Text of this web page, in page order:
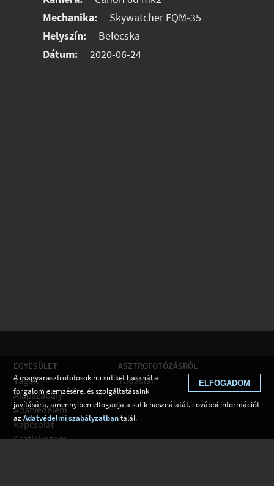
Mechanika:
Skywatcher EQM-35
Helyszín:
Belecska
Dátum:
2020-06-24
EGYESÜLET
Tagok
Alapszabály
Adatvédelem
Kapcsolat
Csatlakozom
ASZTROFOTÓZÁSRÓL
Tudástár ELFOGADOM
A magyarasztrofotosok.hu sütiket használ a
forgalom elemzésére, és szolgáltatásaink
javítására, amennyiben elfogadja a sütik használatát. További információt
azAdatvédelmi szabályzatbantalál.